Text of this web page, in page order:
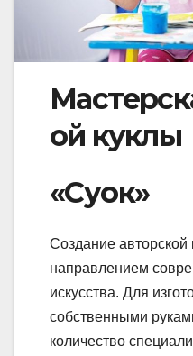
ой куклы
«Суок»
Создание
направлением
искусства. Для
собственными
количество